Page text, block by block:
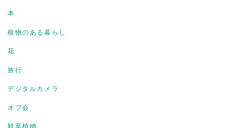
本
植物のある暮らし
花
旅行
デジタルカメラ
オフ会
観葉植物